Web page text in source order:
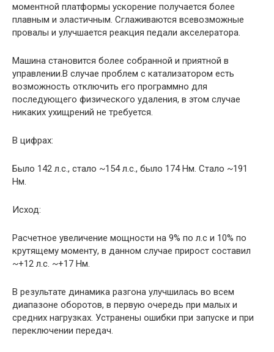
моментной платформы ускорение получается более
плавным и эластичным. Сглаживаются всевозможные
провалы и улучшается реакция педали акселератора.
Машина становится более собранной и приятной в
управлении.В случае проблем с катализатором есть
возможность отключить его программно для
последующего физического удаления, в этом случае
никаких ухищрений не требуется.
В цифрах:
Было 142 л.с., стало ~154 л.с., было 174 Нм. Стало ~191
Нм.
Исход:
Расчетное увеличение мощности на 9% по л.с и 10% по
крутящему моменту, в данном случае прирост составил
~+12 л.с. ~+17 Нм.
В результате динамика разгона улучшилась во всем
диапазоне оборотов, в первую очередь при малых и
средних нагрузках. Устранены ошибки при запуске и при
переключении передач.